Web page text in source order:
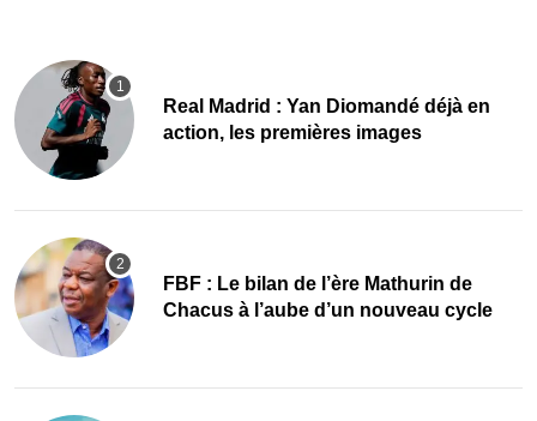
Real Madrid : Yan Diomandé déjà en
action, les premières images
FBF : Le bilan de l’ère Mathurin de
Chacus à l’aube d’un nouveau cycle